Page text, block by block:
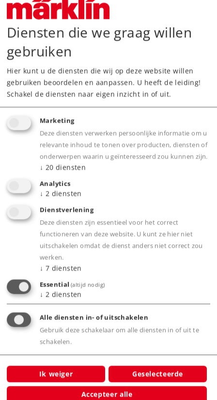
Downloads
Highlights
Voorbeeldgetrouwe massieve railstaven,
nauwkeurig gegraveerde dwarsliggers zonder
bedding
beproefde middelleider-systeem
combineren met metalen (M) rails is er de
overgangsrail 2291
Product
Productinfo
Bijbehorende producten
Diensten die we graag willen
gebruiken
Hier kunt u de diensten die wij op deze website willen
gebruiken beoordelen en aanpassen. U heeft de leiding!
Schakel de diensten naar eigen inzicht in of uit.
Marketing
Deze diensten verwerken persoonlijke informatie om u
relevante inhoud te tonen over producten, diensten of
onderwerpen waarin u geïnteresseerd zou kunnen zijn.
↓ 20 diensten
Analytics
↓ 2 diensten
Dienstverlening
Deze diensten zijn essentieel voor het correct
functioneren van deze website. U kunt ze hier niet
uitschakelen omdat de dienst anders niet correct zou
werken.
↓ 7 diensten
Essential (altijd nodig)
↓ 2 diensten
Alle diensten in- of uitschakelen
Gebruik deze schakelaar om alle diensten in of uit te
schakelen.
Ik weiger Geselecteerde
Accepteer alle